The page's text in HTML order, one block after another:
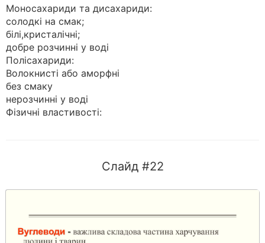
Моносахариди та дисахариди:
солодкі на смак;
білі,кристалічні;
добре розчинні у воді
Полісахариди:
Волокнисті або аморфні
без смаку
нерозчинні у воді
Фізичні властивості:
Слайд #22